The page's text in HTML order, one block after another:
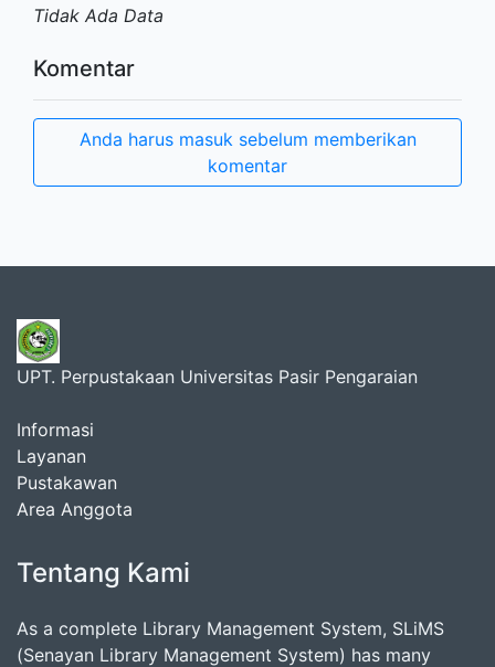
Tidak Ada Data
Komentar
Anda harus masuk sebelum memberikan
komentar
UPT. Perpustakaan Universitas Pasir Pengaraian
Informasi
Layanan
Pustakawan
Area Anggota
Tentang Kami
As a complete Library Management System, SLiMS
(Senayan Library Management System) has many